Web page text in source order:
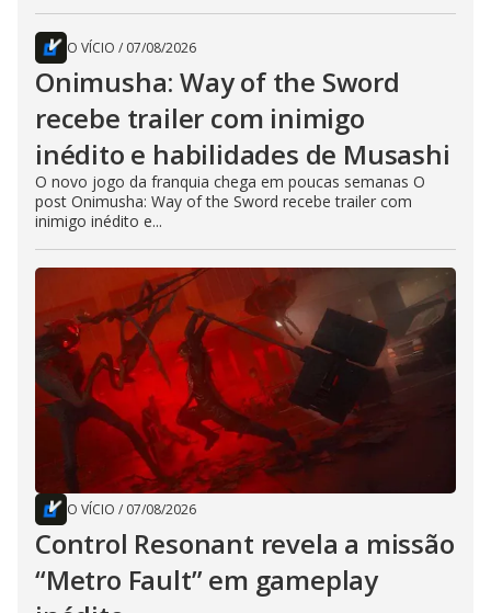
O VÍCIO / 07/08/2026
Onimusha: Way of the Sword
recebe trailer com inimigo
inédito e habilidades de Musashi
O novo jogo da franquia chega em poucas semanas O
post Onimusha: Way of the Sword recebe trailer com
inimigo inédito e...
O VÍCIO / 07/08/2026
Control Resonant revela a missão
“Metro Fault” em gameplay